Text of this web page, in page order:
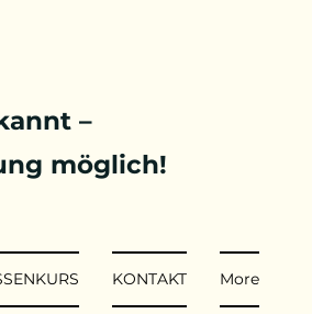
–
möglich!
KONTAKT More